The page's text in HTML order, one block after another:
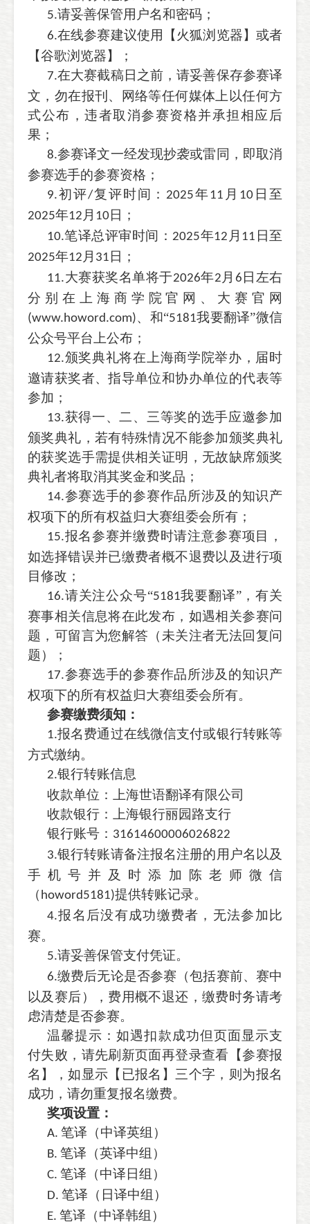
5.请妥善保管用户名和密码；
6.在线参赛建议使用【火狐浏览器】或者
【谷歌浏览器】；
7.在大赛截稿日之前，请妥善保存参赛译
文，勿在报刊、网络等任何媒体上以任何方
式公布，违者取消参赛资格并承担相应后
果；
8.参赛译文一经发现抄袭或雷同，即取消
参赛选手的参赛资格；
9.初评/复评时间： 2025年11 月 10 日至
2025年12 月 10 日；
10.笔译总评审时间： 2025年12 月 11 日至
2025年12 月 31 日；
11.大赛获奖名单将于2026年2 月 6 日左右
分别在上海商学院官网、大赛官网
(www.howord.com)、和“5181我要翻译”微信
公众号平台上公布；
12.颁奖典礼将在上海商学院举办，届时
邀请获奖者、指导单位和协办单位的代表等
参加；
13.获得一、二、三等奖的选手应邀参加
颁奖典礼，若有特殊情况不能参加颁奖典礼
的获奖选手需提供相关证明，无故缺席颁奖
典礼者将取消其奖金和奖品；
14.参赛选手的参赛作品所涉及的知识产
权项下的所有权益归大赛组委会所有；
15.报名参赛并缴费时请注意参赛项目，
如选择错误并已缴费者概不退费以及进行项
目修改；
16.请关注公众号“5181我要翻译”，有关
赛事相关信息将在此发布，如遇相关参赛问
题，可留言为您解答（未关注者无法回复问
题）；
17.参赛选手的参赛作品所涉及的知识产
权项下的所有权益归大赛组委会所有。
参赛缴费须知：
1.报名费通过在线微信支付或银行转账等
方式缴纳。
2.银行转账信息
收款单位：上海世语翻译有限公司
收款银行：上海银行丽园路支行
银行账号： 31614600006026822
3.银行转账请备注报名注册的用户名以及
手机号并及时添加陈老师微信
（ howord5181)提供转账记录。
4.报名后没有成功缴费者，无法参加比
赛。
5.请妥善保管支付凭证。
6.缴费后无论是否参赛（包括赛前、赛中
以及赛后），费用概不退还，缴费时务请考
虑清楚是否参赛。
温馨提示：如遇扣款成功但页面显示支
付失败，请先刷新页面再登录查看【参赛报
名】，如显示【已报名】三个字，则为报名
成功，请勿重复报名缴费。
奖项设置：
A. 笔译（中译英组）
B. 笔译（英译中组）
C. 笔译（中译日组）
D. 笔译（日译中组）
E. 笔译（中译韩组）